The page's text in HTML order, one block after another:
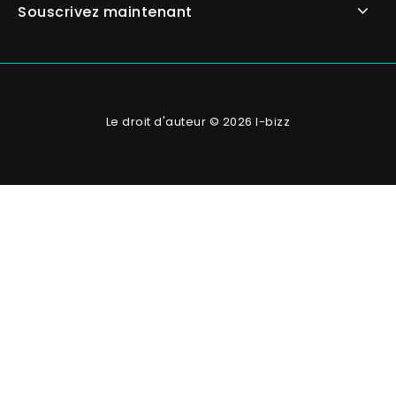
Souscrivez maintenant
Le droit d'auteur © 2026 I-bizz